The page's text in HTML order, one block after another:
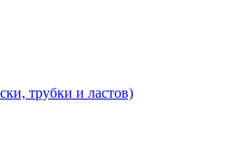
трубки и ластов)